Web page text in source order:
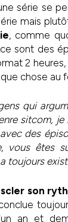
série se
mais
, comme
sont des
2
chose au
qui
sitcom,
des
vous êtes
toujours
son
an et